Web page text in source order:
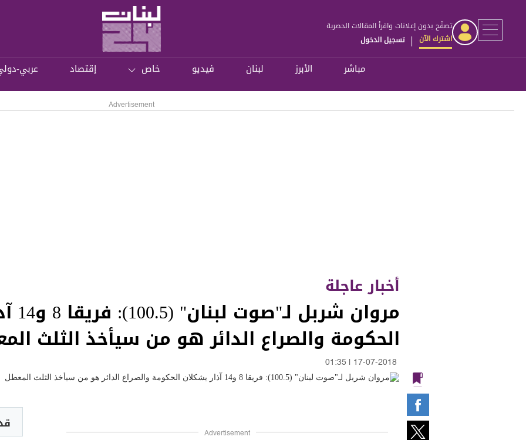
تصفّح بدون إعلانات واقرأ المقالات الحصرية
اشترك الآن | تسجيل الدخول
مباشر الأبرز لبنان فيديو خاص إقتصاد عربي-
Advertisement
أخبار عاجلة
الحكومة والصراع الدائر هو من سيأخذ الثلث
17-07-2018
01:35
Advertisement